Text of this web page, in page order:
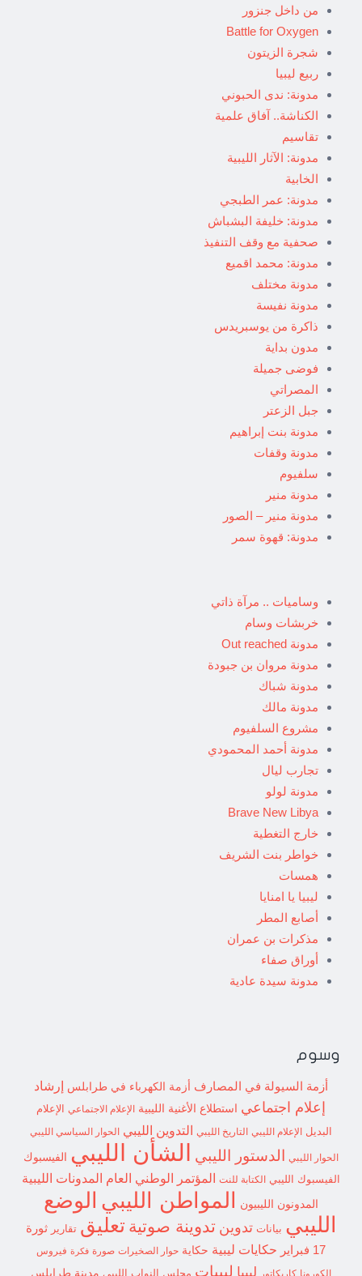
من داخل جنزور
Battle for Oxygen
شجرة الزيتون
ربيع ليبيا
مدونة: ندى الحبوني
الكناشة.. آفاق علمية
تقاسيم
مدونة: الآثار الليبية
الخابية
مدونة: عمر الطبجي
مدونة: خليفة البشباش
صحفية مع وقف التنفيذ
مدونة: محمد اقميع
مدونة مختلف
مدونة نفيسة
ذاكرة من يوسبريدس
مدون بداية
فوضى جميلة
المصراتي
جبل الزعتر
مدونة بنت إبراهيم
مدونة وقفات
سلفيوم
مدونة منير
مدونة منير – الصور
مدونة: قهوة سمر
وساميات .. مرآة ذاتي
خربشات وسام
مدونة Out reached
مدونة مروان بن جبودة
مدونة شباك
مدونة مالك
مشروع السلفيوم
مدونة أحمد المحمودي
تجارب ليال
مدونة لولو
Brave New Libya
خارج التغطية
خواطر بنت الشريف
همسات
ليبيا يا امنايا
أصابع المطر
مذكرات بن عمران
أوراق صفاء
مدونة سيدة عادية
وسوم
أزمة السيولة في المصارف أزمة الكهرباء في طرابلس إرشاد
إعلام اجتماعي استطلاع الأغنية الليبية الإعلام الاجتماعي
الإعلام
البديل الإعلام الليبي التاريخ الليبي التدوين الليبي الحوار السياسي الليبي
الحوار الليبي الدستور الليبي الشأن الليبي الفيسبوك
الفيسبوك الليبي الكتابة للنت المؤتمر الوطني العام المدونات الليبية
المدونون الليبيون المواطن الليبي الوضع
الليبي بيانات تدوين تدوينة صوتية تعليق تقارير
ثورة
17 فبراير
حكايات ليبية حكاية حوار الصخيرات صورة فكرة فيروس
الكورونا كاريكاتور ليبيا ليبيات مجلس النواب الليبي مدينة طرابلس